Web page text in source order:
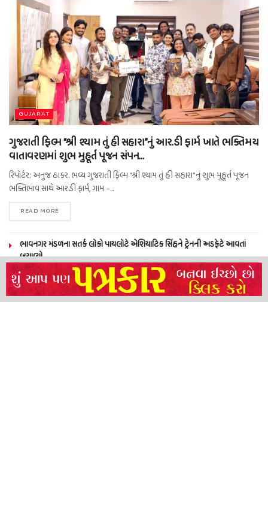
GUJARAT
ગુજરાતી ફિલ્મ “શ્રી શ્યામ તું હી સહારા”નું આર.ડી ફાર્મ ખાતે ભક્તિમય
વાતાવરણમાં શુભ મુહૂર્ત પૂજન સંપન…
રિપોર્ટર: અનુજ ઠાકર. ભવ્ય ગુજરાતી ફિલ્મ “શ્રી શ્યામ તું હી સહારા”નું શુભ મુહૂર્ત પૂજન
ભક્તિભાવ સાથે આર.ડી ફાર્મ, ગામ –...
READ MORE
ભાવનગર મંડળના સતર્ક લોકો પાયલોટે એશિયાટિક સિંહને ટ્રેનની અડફેટે આવતાં
બચાવ્યો
NEERAJ TIWARI’S ACTION FRANCHISE ROLLS WITH TIGER SHROFF,
REMO D’SOUZA AND A POWER-PACKED ENSEMBLE
ધારી પત્રકાર સંઘ – અમરેલી બ્રોડગેજ કમેટી દ્વારા જીલ્લા કલેકટર ને આવેદનપત્ર